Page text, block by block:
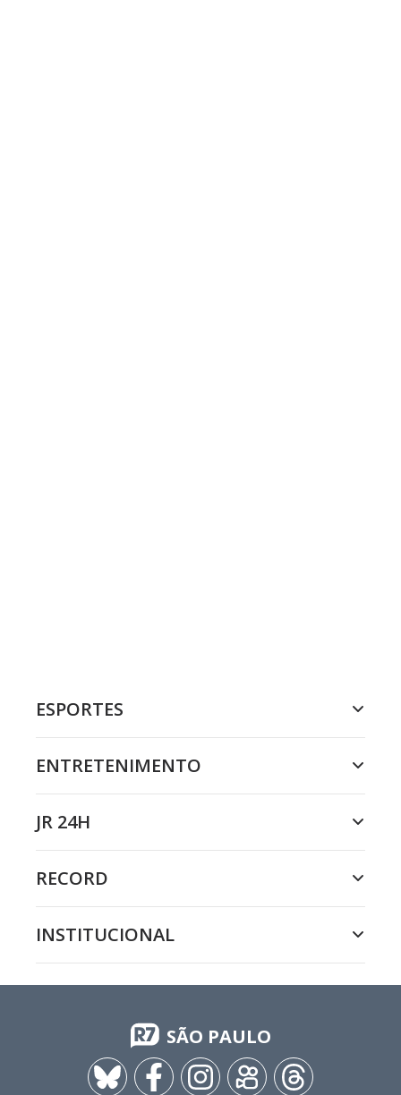
ESPORTES
ENTRETENIMENTO
JR 24H
RECORD
INSTITUCIONAL
SÃO PAULO